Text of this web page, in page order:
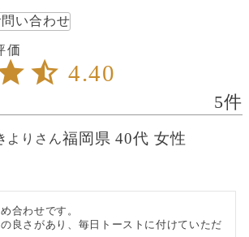
い合わせ
4.40
5
より 福岡県 40代 女性
合わせです。
良さがあり、毎日トーストに付けていただ